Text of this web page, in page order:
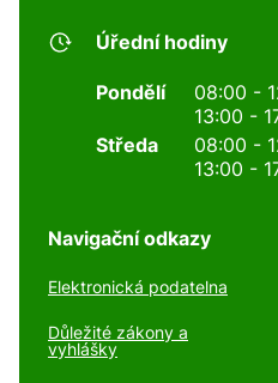
Úřední hodiny
Pondělí
08:00 -
13:00 -
Středa
08:00 -
13:00 -
Navigační odkazy
Elektronická podatelna
Důležité zákony a
vyhlášky